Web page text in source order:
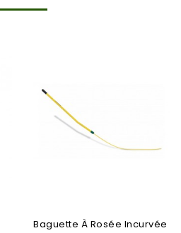
Baguette À Rosée Incurvée